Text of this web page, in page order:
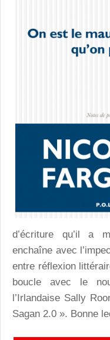
d’écriture qu’il a
enchaîne avec
entre réflexion
boucle avec le
l’Irlandaise Sally
Sagan 2.0 ». Bonne